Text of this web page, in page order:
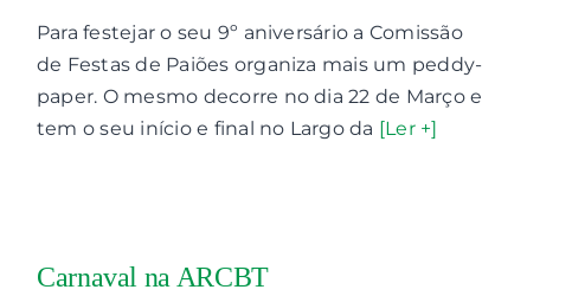
de
Paiões
organiza
Peddy-
Para festejar o seu 9º aniversário a Comissão
de Festas de Paiões organiza mais um peddy-
paper. O mesmo decorre no dia 22 de Março e
tem o seu início e final no Largo da [Ler +]
Carnaval na ARCBT